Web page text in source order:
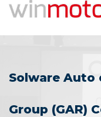
Solware Auto
Group (GAR)